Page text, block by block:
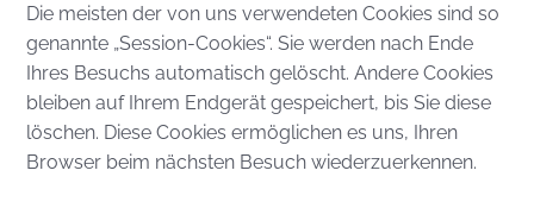
Die meisten der von uns verwendeten Cookies sind so
genannte „Session-Cookies“. Sie werden nach Ende
Ihres Besuchs automatisch gelöscht. Andere Cookies
bleiben auf Ihrem Endgerät gespeichert, bis Sie diese
löschen. Diese Cookies ermöglichen es uns, Ihren
Browser beim nächsten Besuch wiederzuerkennen.